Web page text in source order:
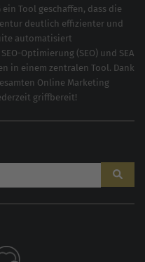
ein Tool geschaffen, dass die
deutlich effizienter und
automatisiert
SEO-Optimierung (SEO) und SEA
in einem zentralen Tool. Dank
Online Marketing
griffbereit!